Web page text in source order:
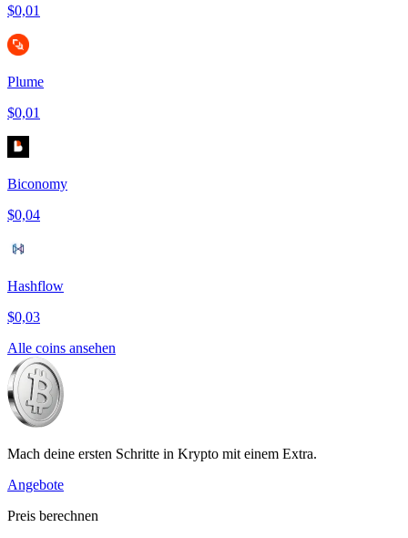
$0,01
Plume
$0,01
Biconomy
$0,04
Hashflow
$0,03
Alle coins ansehen
Mach deine ersten Schritte in Krypto mit einem Extra.
Angebote
Preis berechnen